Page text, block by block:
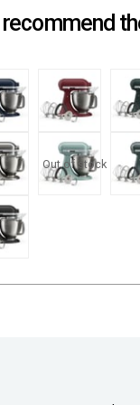
Out of stock